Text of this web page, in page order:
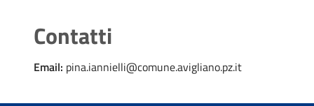
Contatti
Email: pina.iannielli@comune.avigliano.pz.it